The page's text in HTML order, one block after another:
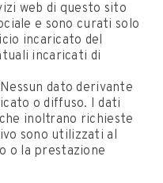
web di questo sito
e sono curati solo
incaricato del
incaricati di
dato derivante
o diffuso. I dati
inoltrano richieste
sono utilizzati al
o la prestazione